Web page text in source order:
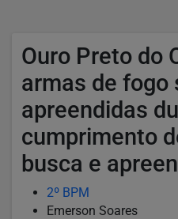
Ouro Preto do
armas de fogo
apreendidas
cumprimento
busca e
2º BPM
Emerson Soares